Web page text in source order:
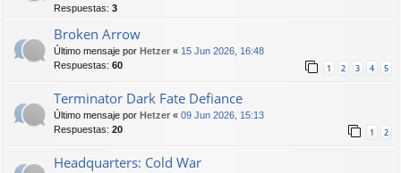
Respuestas: 3
Broken Arrow
Último mensaje por Hetzer « 15 Jun 2026, 16:48
Respuestas: 60 1 2 3 4 5
Terminator Dark Fate Defiance
Último mensaje por Hetzer « 09 Jun 2026, 15:13
Respuestas: 20 1 2
Headquarters: Cold War